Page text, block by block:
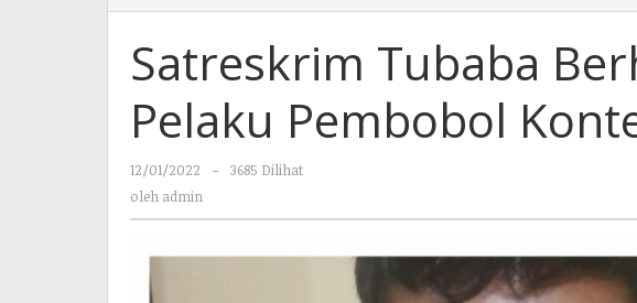
Tubaba
Meringkus
Pelaku
Konter
Handphone
Satreskrim Tubaba
Pelaku Pembobol
12/01/2022
oleh
-
3685 Dilihat
oleh admin